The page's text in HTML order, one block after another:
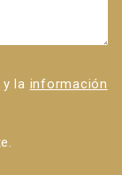
la información